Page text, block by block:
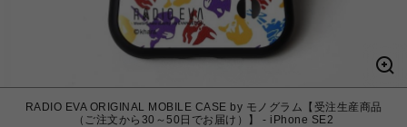
RADIO EVA ORIGINAL MOBILE CASE by モノグラム【受注生産商品
（ご注文から30～50日でお届け）】 - iPhone SE2